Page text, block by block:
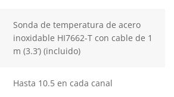
Sonda de temperatura de acero
inoxidable HI7662-T con cable de 1
m (3.3’) (incluido)
Hasta 10.5 en cada canal